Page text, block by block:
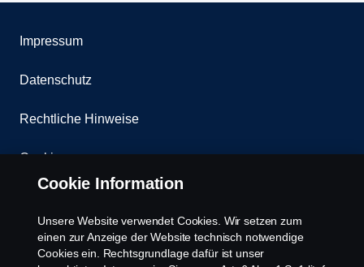
Impressum
Datenschutz
Rechtliche Hinweise
Cookies
Whistleblowing
Cookie Information
Unsere Website verwendet Cookies. Wir setzen zum
einen zur Anzeige der Website technisch notwendige
Cookies ein. Rechtsgrundlage dafür ist unser